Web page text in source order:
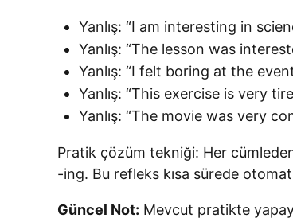
Yanlış: “I am interesting in
Yanlış: “The lesson was
Yanlış: “I felt boring at the
Yanlış: “This exercise is very
Yanlış: “The movie was very
Pratik çözüm tekniği: Her
-ing. Bu refleks kısa sürede
Güncel Not: Mevcut pratikte yapay